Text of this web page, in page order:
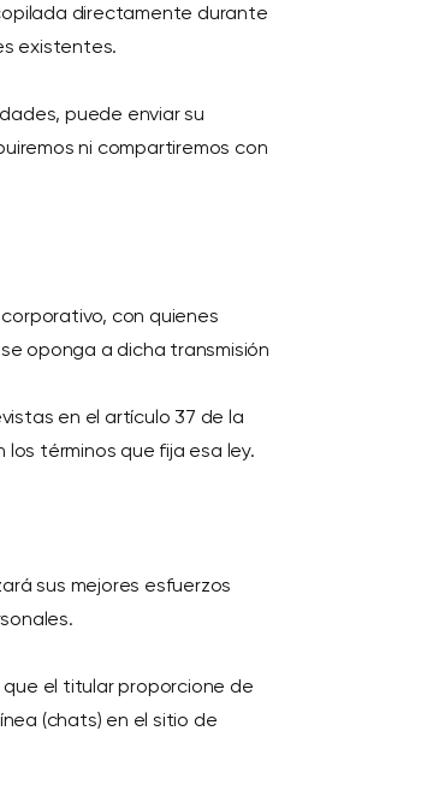
directamente durante
existentes.
puede enviar su
ni compartiremos con
con quienes
oponga a dicha transmisión
en el artículo 37 de la
términos que fija esa ley.
sus mejores esfuerzos
que el titular proporcione de
(chats) en el sitio de